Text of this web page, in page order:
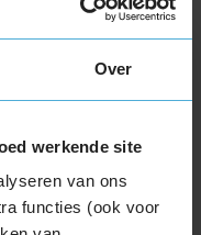
Over
werkende site
van ons
functies (ook voor